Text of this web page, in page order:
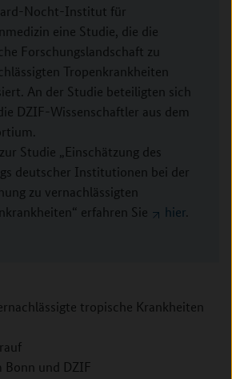
Nocht-Institut für
eine Studie, die die
Forschungslandschaft zu
Tropenkrankheiten
An der Studie beteiligten sich
DZIF-Wissenschaftler aus dem
Studie „Einschätzung des
deutscher Institutionen bei der
zu vernachlässigten
erfahren Sie
hier.
tropische Krankheiten
und DZIF